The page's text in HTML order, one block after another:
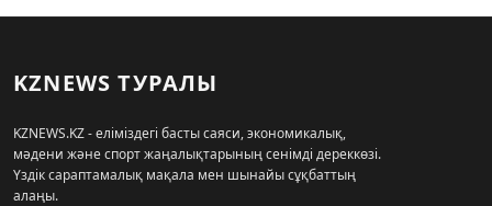
KZNEWS ТУРАЛЫ
KZNEWS.KZ - еліміздегі басты саяси, экономикалық,
мәдени және спорт жаңалықтарының сенімді дереккөзі.
Үздік сараптамалық мақала мен шынайы сұқбаттың
алаңы.